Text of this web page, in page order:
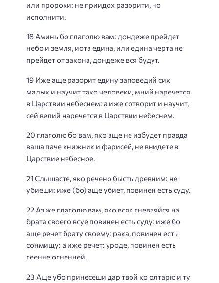
или пророки: не приидох разорити, но
исполнити.
18 Аминь бо глаголю вам: дондеже прейдет
небо и земля, иота едина, или едина черта не
прейдет от закона, дондеже вся будут.
19 Иже аще разорит едину заповедий сих
малых и научит тако человеки, мний наречется
в Царствии небеснем: а иже сотворит и научит,
сей велий наречется в Царствии небеснем.
20 глаголю бо вам, яко аще не избудет правда
ваша паче книжник и фарисей, не внидете в
Царствие небесное.
21 Слышасте, яко речено бысть древним: не
убиеши: иже (бо) аще убиет, повинен есть суду.
22 Аз же глаголю вам, яко всяк гневаяйся на
брата своего всуе повинен есть суду: иже бо
аще речет брату своему: рака, повинен есть
сонмищу: а иже речет: уроде, повинен есть
геенне огненней.
23 Аще убо принесеши дар твой ко олтарю и ту